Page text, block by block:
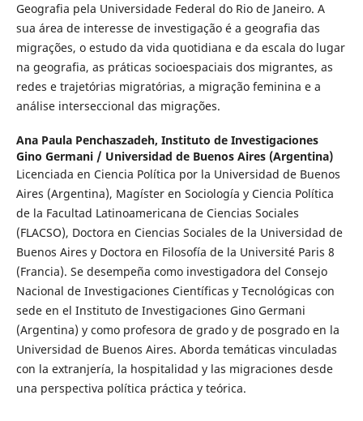
Geografia pela Universidade Federal do Rio de Janeiro. A
sua área de interesse de investigação é a geografia das
migrações, o estudo da vida quotidiana e da escala do lugar
na geografia, as práticas socioespaciais dos migrantes, as
redes e trajetórias migratórias, a migração feminina e a
análise interseccional das migrações.
Ana Paula Penchaszadeh, Instituto de Investigaciones
Gino Germani / Universidad de Buenos Aires (Argentina)
Licenciada en Ciencia Política por la Universidad de Buenos
Aires (Argentina), Magíster en Sociología y Ciencia Política
de la Facultad Latinoamericana de Ciencias Sociales
(FLACSO), Doctora en Ciencias Sociales de la Universidad de
Buenos Aires y Doctora en Filosofía de la Université Paris 8
(Francia). Se desempeña como investigadora del Consejo
Nacional de Investigaciones Científicas y Tecnológicas con
sede en el Instituto de Investigaciones Gino Germani
(Argentina) y como profesora de grado y de posgrado en la
Universidad de Buenos Aires. Aborda temáticas vinculadas
con la extranjería, la hospitalidad y las migraciones desde
una perspectiva política práctica y teórica.